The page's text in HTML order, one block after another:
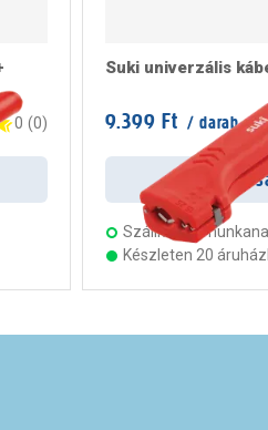
0 (0)
Suki univerzális
9.399 Ft / darab
Szállítás: 5
Készleten 20